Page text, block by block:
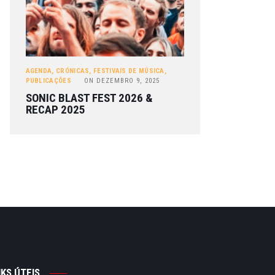
AGENDA, CRÓNICAS, FESTIVAIS DE MÚSICA,
PUBLICAÇÕES
ON DEZEMBRO 9, 2025
SONIC BLAST FEST 2026 &
RECAP 2025